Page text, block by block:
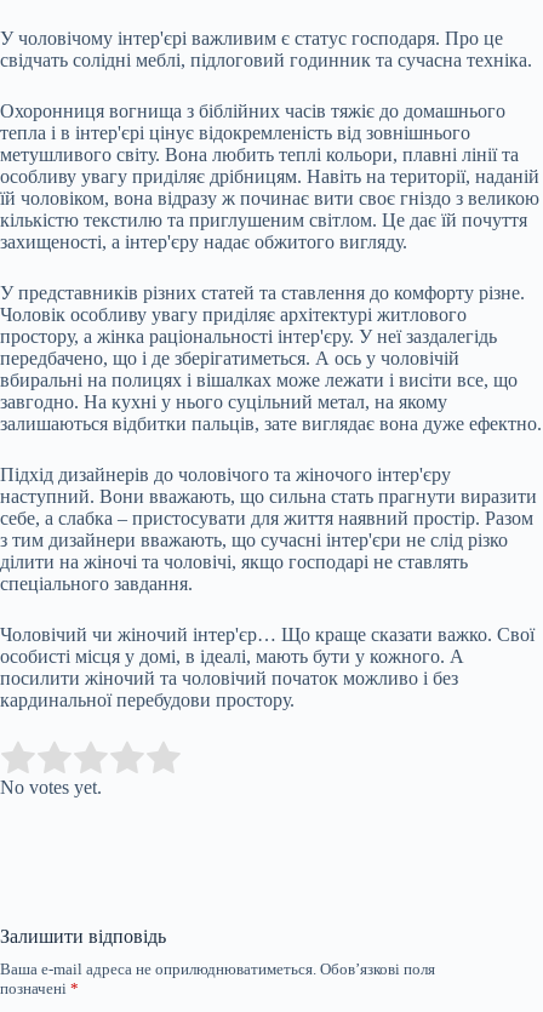
У чоловічому інтер'єрі важливим є статус господаря. Про це
свідчать солідні меблі, підлоговий годинник та сучасна техніка.
Охоронниця вогнища з біблійних часів тяжіє до домашнього
тепла і в інтер'єрі цінує відокремленість від зовнішнього
метушливого світу. Вона любить теплі кольори, плавні лінії та
особливу увагу приділяє дрібницям. Навіть на території, наданій
їй чоловіком, вона відразу ж починає вити своє гніздо з великою
кількістю текстилю та приглушеним світлом. Це дає їй почуття
захищеності, а інтер'єру надає обжитого вигляду.
У представників різних статей та ставлення до комфорту різне.
Чоловік особливу увагу приділяє архітектурі житлового
простору, а жінка раціональності інтер'єру. У неї заздалегідь
передбачено, що і де зберігатиметься. А ось у чоловічій
вбиральні на полицях і вішалках може лежати і висіти все, що
завгодно. На кухні у нього суцільний метал, на якому
залишаються відбитки пальців, зате виглядає вона дуже ефектно.
Підхід дизайнерів до чоловічого та жіночого інтер'єру
наступний. Вони вважають, що сильна стать прагнути виразити
себе, а слабка – пристосувати для життя наявний простір. Разом
з тим дизайнери вважають, що сучасні інтер'єри не слід різко
ділити на жіночі та чоловічі, якщо господарі не ставлять
спеціального завдання.
Чоловічий чи жіночий інтер'єр… Що краще сказати важко. Свої
особисті місця у домі, в ідеалі, мають бути у кожного. А
посилити жіночий та чоловічий початок можливо і без
кардинальної перебудови простору.
Rate this item:
No votes yet.
Залишити відповідь
Ваша e-mail адреса не оприлюднюватиметься. Обов’язкові поля
позначені *